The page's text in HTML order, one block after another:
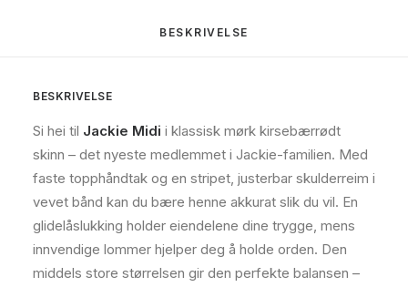
BESKRIVELSE
BESKRIVELSE
Si hei til Jackie Midi i klassisk mørk kirsebærrødt
skinn – det nyeste medlemmet i Jackie-familien. Med
faste topphåndtak og en stripet, justerbar skulderreim i
vevet bånd kan du bære henne akkurat slik du vil. En
glidelåslukking holder eiendelene dine trygge, mens
innvendige lommer hjelper deg å holde orden. Den
middels store størrelsen gir den perfekte balansen –